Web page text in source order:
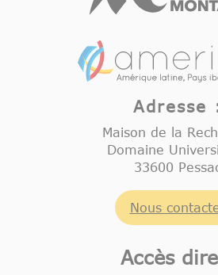
Adresse
Maison de la
Domaine
33600
Nous
Accès